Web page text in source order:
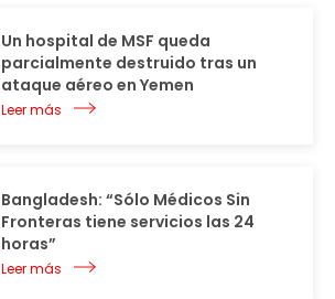
Un hospital de MSF queda
parcialmente destruido tras un
ataque aéreo en Yemen
Leer más
Bangladesh: “Sólo Médicos Sin
Fronteras tiene servicios las 24
horas”
Leer más